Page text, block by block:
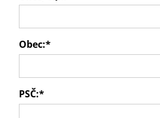
Obec:*
PSČ:*